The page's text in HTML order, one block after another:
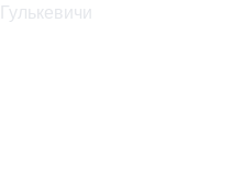
Гулькевичи